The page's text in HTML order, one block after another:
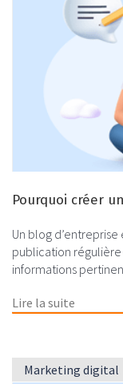
Pourquoi créer
Un blog
publication régulière
informations
Lire la suite
Marketing digital